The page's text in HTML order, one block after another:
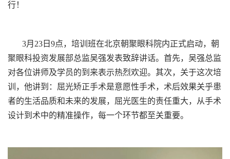
行！
3月23日9点，培训班在北京朝聚眼科院内正式启动，朝
聚眼科投资发展部总监吴强发表致辞讲话。首先，吴强总监
对各位讲师及学员的到来表示热烈欢迎。其次，关于这次培
训，他讲到：屈光矫正手术是意愿性手术，术后效果关乎患
者的生活品质和未来的发展，屈光医生的责任重大，从手术
设计到术中的精准操作，每一个环节都至关重要。